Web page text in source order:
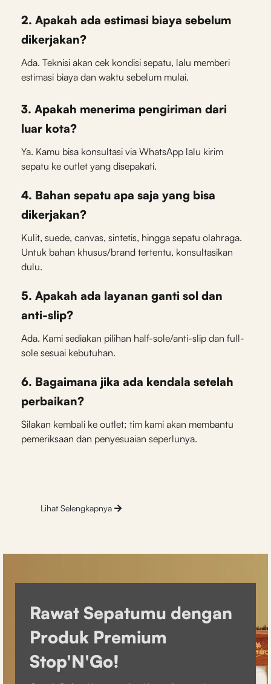
2. Apakah ada estimasi biaya sebelum
dikerjakan?
Ada. Teknisi akan cek kondisi sepatu, lalu memberi
estimasi biaya dan waktu sebelum mulai.
3. Apakah menerima pengiriman dari
luar kota?
Ya. Kamu bisa konsultasi via WhatsApp lalu kirim
sepatu ke outlet yang disepakati.
4. Bahan sepatu apa saja yang bisa
dikerjakan?
Kulit, suede, canvas, sintetis, hingga sepatu olahraga.
Untuk bahan khusus/brand tertentu, konsultasikan
dulu.
5. Apakah ada layanan ganti sol dan
anti-slip?
Ada. Kami sediakan pilihan half-sole/anti-slip dan full-
sole sesuai kebutuhan.
6. Bagaimana jika ada kendala setelah
perbaikan?
Silakan kembali ke outlet; tim kami akan membantu
pemeriksaan dan penyesuaian seperlunya.
Lihat Selengkapnya
Rawat Sepatumu dengan
Produk Premium
Stop'N'Go!